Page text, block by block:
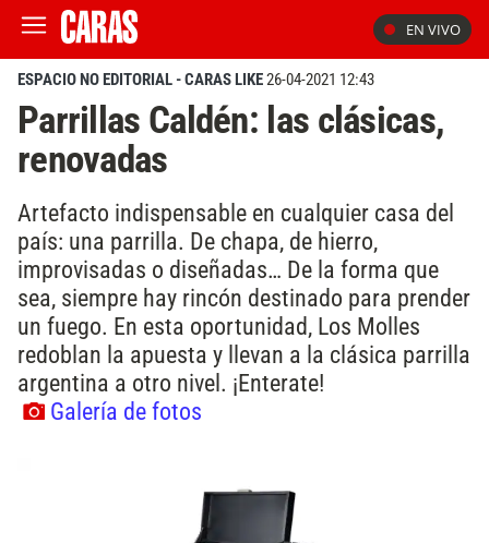
EN VIVO
ESPACIO NO EDITORIAL - CARAS LIKE26-04-2021 12:43
Parrillas Caldén: las clásicas,
renovadas
Artefacto indispensable en cualquier casa del
país: una parrilla. De chapa, de hierro,
improvisadas o diseñadas… De la forma que
sea, siempre hay rincón destinado para prender
un fuego. En esta oportunidad, Los Molles
redoblan la apuesta y llevan a la clásica parrilla
argentina a otro nivel. ¡Enterate!
Galería de fotos